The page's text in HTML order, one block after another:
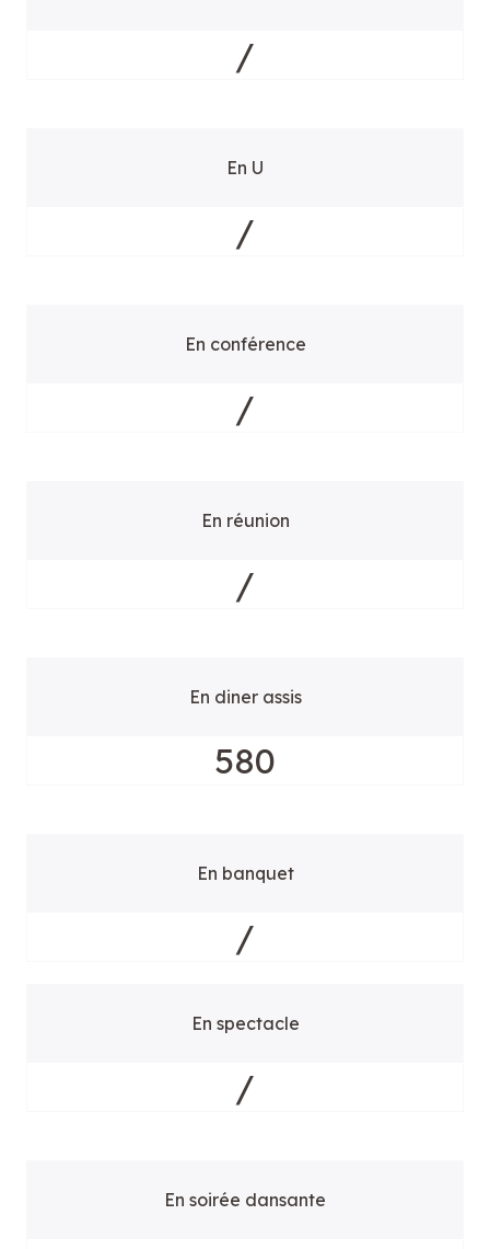
/
En U
/
En conférence
/
En réunion
/
En diner assis
580
En banquet
/
En spectacle
/
En soirée dansante